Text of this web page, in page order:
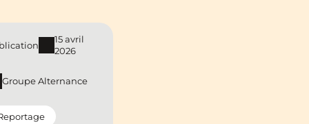
15 avril
2026
Groupe Alternance